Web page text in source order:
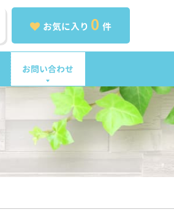
お気に入り 0 件
お問い合わせ